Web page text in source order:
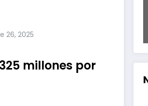
26, 2025
millones por